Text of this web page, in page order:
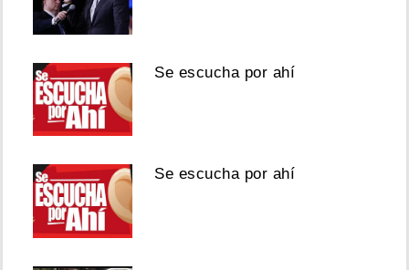
Se escucha por ahí
Se escucha por ahí